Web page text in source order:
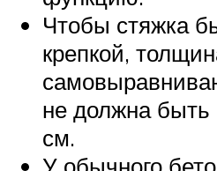
Чтобы стяжка
крепкой,
не должна
см.